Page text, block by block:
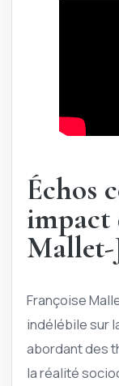
Échos
impact
Mallet-
Françoise
indélébile sur
abordant des
la réalité